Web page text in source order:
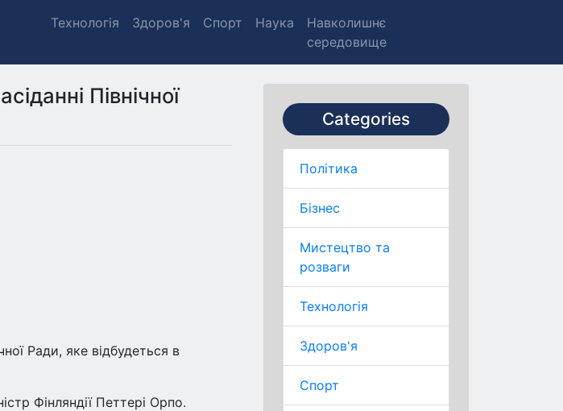
Технологія Здоров'я Спорт Наука
Навколишнє
середовище
Categories
Політика
Бізнес
Мистецтво та
розваги
Технологія
Здоров'я
Спорт
Північної
Ради, яке відбудеться в
Фінляндії Петтері Орпо.